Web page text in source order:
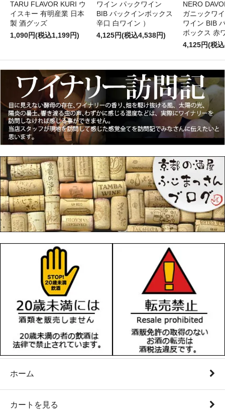
TARU FLAVOR KURI ウ
イスキー 有明産業 日本
製 酒グッズ
1,090円(税込1,199円)
ワイン パックワイン
BIB バックインボックス
辛口 白ワイン ）
4,125円(税込4,538円)
NERO
ガニックワ
ワイン BIB
ボックス 赤
4,125円(税
ホーム
カートを見る